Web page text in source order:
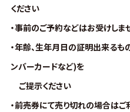
ください
・事前のご予約などはお受けしま
・年齢、生年月日の証明出来るも
ンバーカードなど)を
ご提示ください
・前売券にて売り切れの場合はご